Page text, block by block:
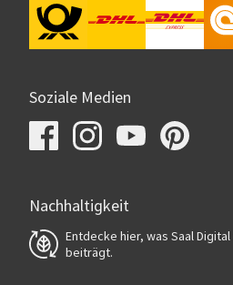
Soziale Medien
Nachhaltigkeit
Entdecke hier, was Saal
beiträgt.